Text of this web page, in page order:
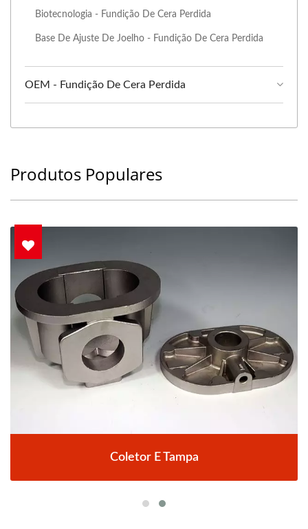
Biotecnologia - Fundição De Cera Perdida
Base De Ajuste De Joelho - Fundição De Cera Perdida
OEM - Fundição De Cera Perdida
Produtos Populares
Coletor E Tampa